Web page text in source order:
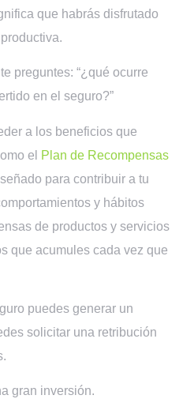
que habrás disfrutado
preguntes: “¿qué ocurre
en el seguro?”
a los beneficios que
el
Plan de Recompensas
para contribuir a tu
y hábitos
de productos y servicios
que acumules cada vez que
puedes generar un
solicitar una retribución
gran inversión.